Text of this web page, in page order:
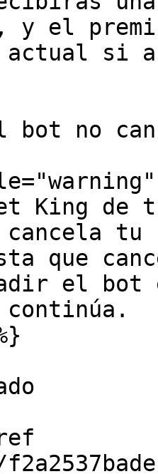
y el
actual si
bot no
King de
cancela
que
el bot